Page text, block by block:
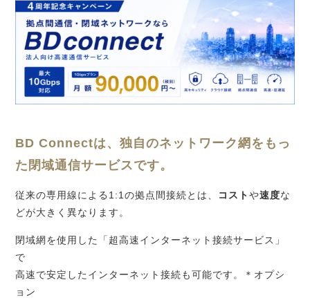
BD Connectは、独自のネットワーク網をもっ
た閉域通信サービスです。
従来の専用線による1:1の拠点間接続とは、 コストや速度な
どが大きく異なります。
閉域網を使用した「超高速インターネット接続サービス」
で
高速で安定したインターネット接続も可能です。＊オプシ
ョン